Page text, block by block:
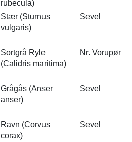
rubecula)
Stær (Sturnus
vulgaris)
Sevel
Sortgrå Ryle
(Calidris maritima)
Nr. Vorupør
Grågås (Anser
anser)
Sevel
Ravn (Corvus
corax)
Sevel